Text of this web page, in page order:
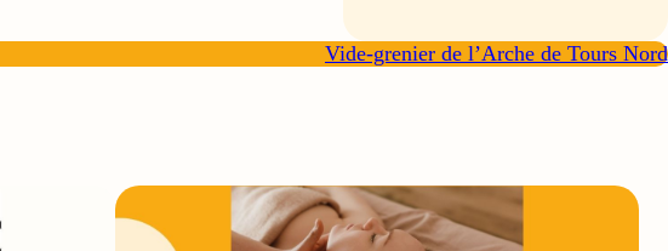
Vide-grenier de l’Arche de Tours Nord